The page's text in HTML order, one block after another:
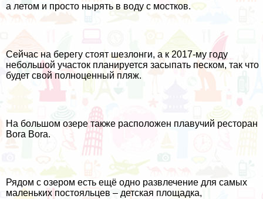
а летом и просто нырять в воду с мостков.
Сейчас на берегу стоят шезлонги, а к 2017-му году
небольшой участок планируется засыпать песком, так что
будет свой полноценный пляж.
На большом озере также расположен плавучий ресторан
Bora Bora.
Рядом с озером есть ещё одно развлечение для самых
маленьких постояльцев – детская площадка,